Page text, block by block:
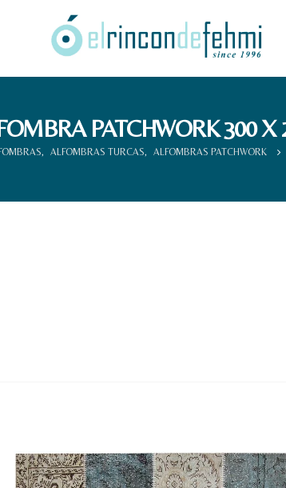
PATCHWORK 300 X
, ALFOMBRAS TURCAS, ALFOMBRAS PATCHWORK